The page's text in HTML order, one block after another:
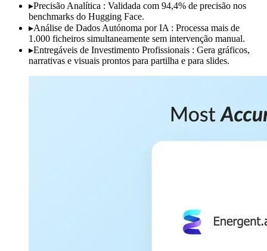
▸Precisão Analítica : Validada com 94,4% de precisão nos
benchmarks do Hugging Face.
▸Análise de Dados Autónoma por IA : Processa mais de
1.000 ficheiros simultaneamente sem intervenção manual.
▸Entregáveis de Investimento Profissionais : Gera gráficos,
narrativas e visuais prontos para partilha e para slides.